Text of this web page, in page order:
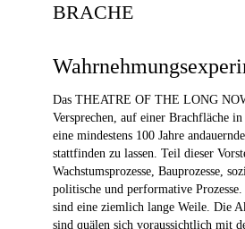
BRACHE
Das THEATRE OF THE LONG
Versprechen, auf einer Brachfläche
eine mindestens 100 Jahre
stattfinden zu lassen. Teil dieser
Wachstumsprozesse, Bauprozesse,
politische und performative Prozesse.
sind eine ziemlich lange Weile. Die
sind quälen sich voraussichtlich mit